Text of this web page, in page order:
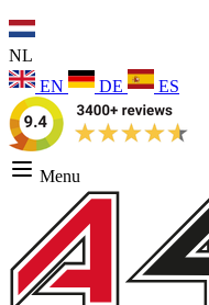
NL
EN
DE ES
Menu